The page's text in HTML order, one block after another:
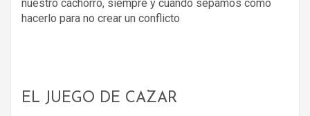
nuestro cachorro, siempre y cuando sepamos como
hacerlo para no crear un conflicto
EL JUEGO DE CAZAR